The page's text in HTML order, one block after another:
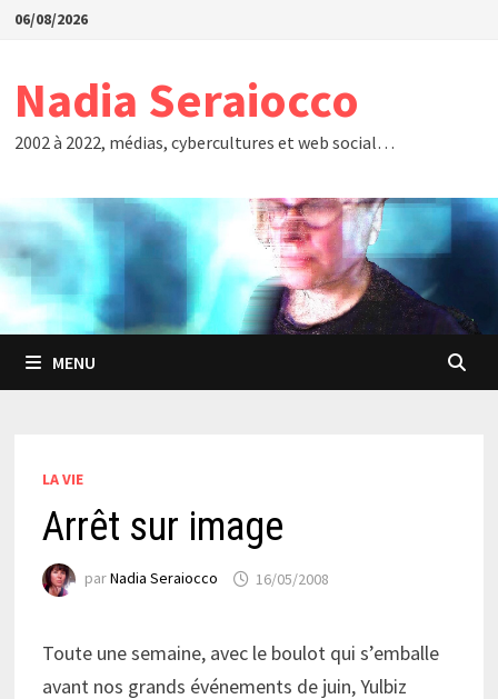
Passer
06/08/2026
Nadia Seraiocco
2002 à 2022, médias, cybercultures et web social…
MENU
LA VIE
Arrêt sur image
parNadia Seraiocco 16/05/2008
Toute une semaine, avec le boulot qui s’emballe
avant nos grands événements de juin, Yulbiz